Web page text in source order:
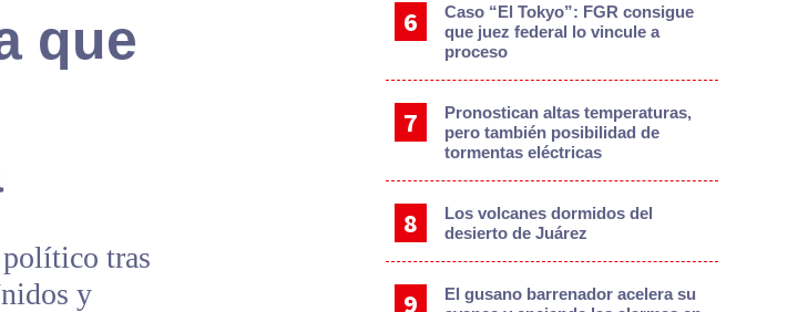
que
tras
y
Caso “El Tokyo”: FGR consigue
que juez federal lo vincule a
proceso
Pronostican altas temperaturas,
pero también posibilidad de
tormentas eléctricas
Los volcanes dormidos del
desierto de Juárez
El gusano barrenador acelera su